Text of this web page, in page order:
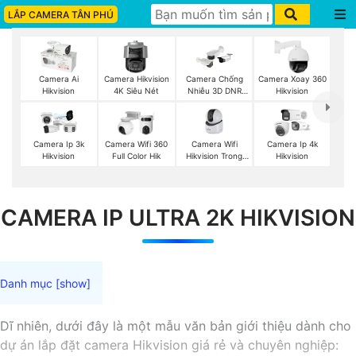
LẮP CAMERA TÂN PHÚ
Camera Ai
Hikvision
Camera Hikvision
4K Siêu Nét
Camera Chống
Nhiễu 3D DNR
Camera Xoay 360
Hikvision
Camera Ip 3k
Hikvision
Camera Wifi 360
Full Color Hik
Camera Wifi
Hikvision Trong
Camera Ip 4k
Hikvision
CAMERA IP ULTRA 2K HIKVISION
Dĩ nhiên, dưới đây là một mẫu văn bản giới thiệu dành cho
dự án lắp đặt camera Hikvision giá rẻ và chuyên nghiệp: